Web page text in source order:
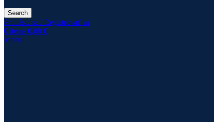
Search
Prihlásiť sa / Registrovať sa
0 items 0,00 €
Menu